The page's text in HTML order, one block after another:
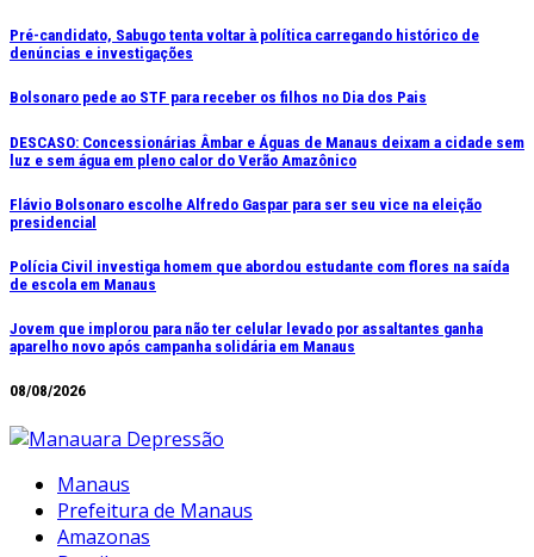
Ir
para
o
Pré-candidato, Sabugo tenta voltar à política carregando histórico de
denúncias e investigações
Bolsonaro pede ao STF para receber os filhos no Dia dos Pais
DESCASO: Concessionárias Âmbar e Águas de Manaus deixam a cidade sem
luz e sem água em pleno calor do Verão Amazônico
Flávio Bolsonaro escolhe Alfredo Gaspar para ser seu vice na eleição
presidencial
Polícia Civil investiga homem que abordou estudante com flores na saída
de escola em Manaus
Jovem que implorou para não ter celular levado por assaltantes ganha
aparelho novo após campanha solidária em Manaus
08/08/2026
Manaus
Prefeitura de Manaus
Amazonas